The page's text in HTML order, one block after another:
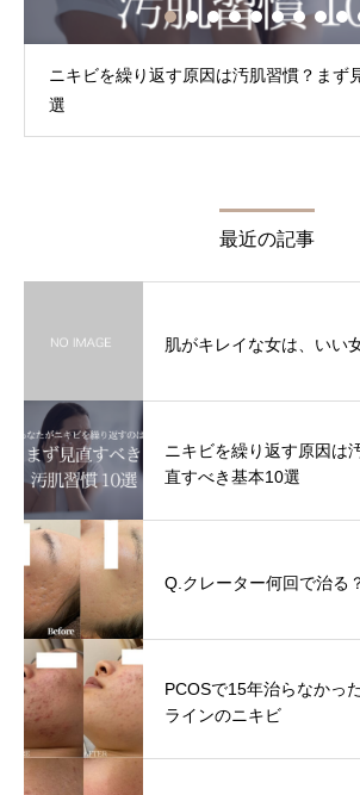
ニキビを繰り返す原因は汚肌習慣？まず
選
最近の記事
肌がキレイな女は、いい女
ニキビを繰り返す原因は
直すべき基本10選
Q.クレーター何回で治る
PCOSで15年治らなかっ
ラインのニキビ